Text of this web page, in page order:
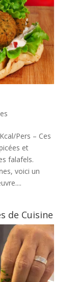
Pers – Ces
et
falafels.
voici un
de Cuisine